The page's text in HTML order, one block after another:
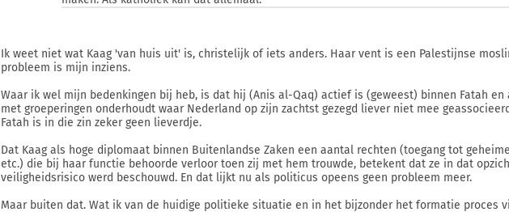
Ik weet niet wat Kaag 'van huis uit' is, christelijk of iets anders. Haar vent is een Palestijnse
probleem is mijn inziens.
Waar ik wel mijn bedenkingen bij heb, is dat hij (Anis al-Qaq) actief is (geweest) binnen Fatah
met groeperingen onderhoudt waar Nederland op zijn zachtst gezegd liever niet mee
Fatah is in die zin zeker geen lieverdje.
Dat Kaag als hoge diplomaat binnen Buitenlandse Zaken een aantal rechten (toegang tot
etc.) die bij haar functie behoorde verloor toen zij met hem trouwde, betekent dat ze in dat
veiligheidsrisico werd beschouwd. En dat lijkt nu als politicus opeens geen probleem meer.
Maar buiten dat. Wat ik van de huidige politieke situatie en in het bijzonder het formatie proces